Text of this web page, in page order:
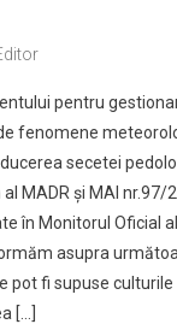
pentru
fenomene
secetei
MADR și MAI nr.97/
în Monitorul Oficial
asupra
pot fi supuse
[…]